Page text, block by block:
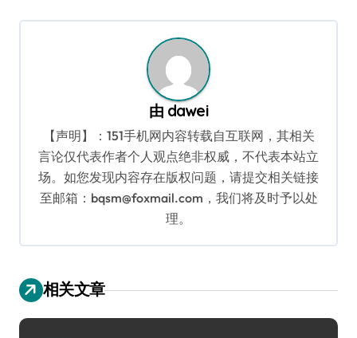
导
由 dawei
【声明】：151手机网内容转载自互联网，其相关
言论仅代表作者个人观点绝非权威，不代表本站立
场。如您发现内容存在版权问题，请提交相关链接
至邮箱：bqsm@foxmail.com，我们将及时予以处
理。
相关文章